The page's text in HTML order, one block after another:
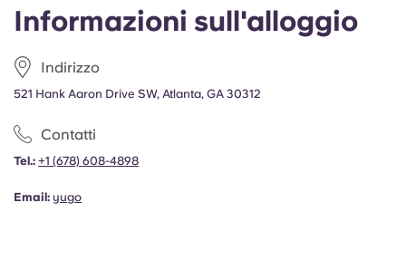
Portuguese
Informazioni sull'alloggio
Indirizzo
521 Hank Aaron Drive SW, Atlanta, GA 30312
Contatti
Tel.: +1 (678) 608-4898
Email: yugo